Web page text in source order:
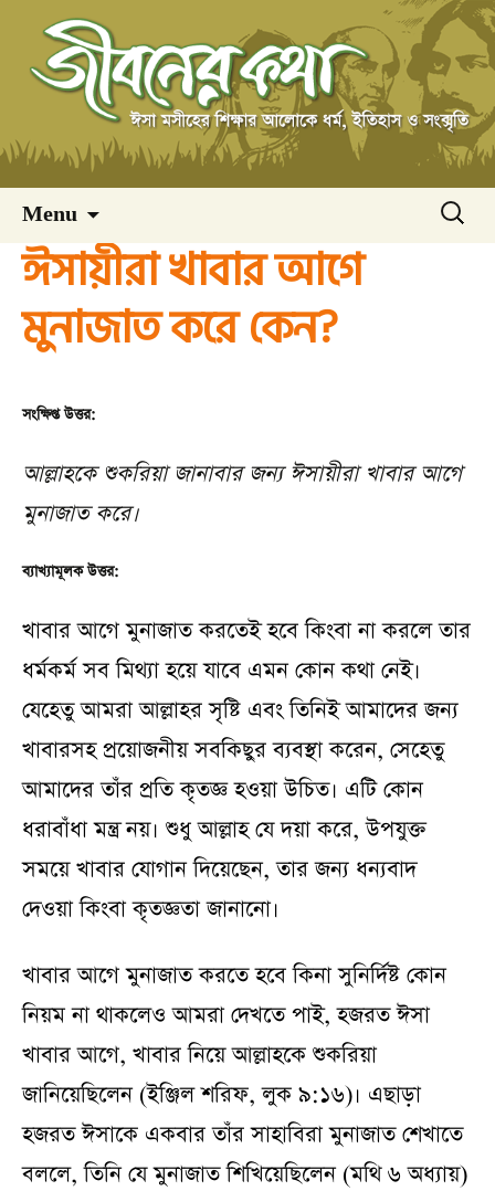
Menu
Skip
to
content
ঈসায়ীরা খাবার আগে
মুনাজাত করে কেন?
সংক্ষিপ্ত উত্তর:
আল্লাহকে শুকরিয়া জানাবার জন্য ঈসায়ীরা খাবার আগে
মুনাজাত করে।
ব্যাখ্যামূলক উত্তর:
খাবার আগে মুনাজাত করতেই হবে কিংবা না করলে তার
ধর্মকর্ম সব মিথ্যা হয়ে যাবে এমন কোন কথা নেই।
যেহেতু আমরা আল্লাহর সৃষ্টি এবং তিনিই আমাদের জন্য
খাবারসহ প্রয়োজনীয় সবকিছুর ব্যবস্থা করেন, সেহেতু
আমাদের তাঁর প্রতি কৃতজ্ঞ হওয়া উচিত। এটি কোন
ধরাবাঁধা মন্ত্র নয়। শুধু আল্লাহ যে দয়া করে, উপযুক্ত
সময়ে খাবার যোগান দিয়েছেন, তার জন্য ধন্যবাদ
দেওয়া কিংবা কৃতজ্ঞতা জানানো।
খাবার আগে মুনাজাত করতে হবে কিনা সুনির্দিষ্ট কোন
নিয়ম না থাকলেও আমরা দেখতে পাই, হজরত ঈসা
খাবার আগে, খাবার নিয়ে আল্লাহকে শুকরিয়া
জানিয়েছিলেন (ইঞ্জিল শরিফ, লুক ৯:১৬)। এছাড়া
হজরত ঈসাকে একবার তাঁর সাহাবিরা মুনাজাত শেখাতে
বললে, তিনি যে মুনাজাত শিখিয়েছিলেন (মথি ৬ অধ্যায়)